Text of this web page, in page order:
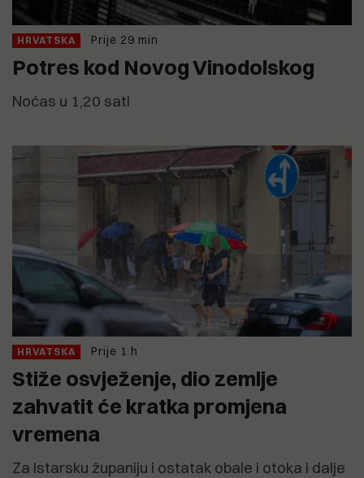
HRVATSKA Prije 29 min
Potres kod Novog Vinodolskog
Noćas u 1,20 sati
HRVATSKA Prije 1 h
Stiže osvježenje, dio zemlje
zahvatit će kratka promjena
vremena
Za Istarsku županiju i ostatak obale i otoka i dalje